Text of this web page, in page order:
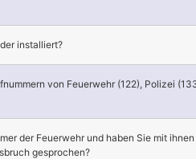
installiert?
von Feuerwehr (122), Polizei
der Feuerwehr und haben Sie mit
gesprochen?